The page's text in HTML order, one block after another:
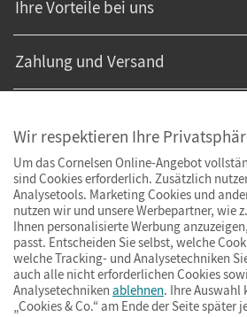
Ihre Vorteile bei uns
Zahlung und Versand
Wir respektieren Ihre
Um das Cornelsen Online-Angebot
sind Cookies erforderlich. Zusätzlich
Analysetools. Marketing Cookies und
nutzen wir und unsere Werbepartner, wie
Ihnen personalisierte Werbung
passt. Entscheiden Sie selbst, welche
welche Tracking- und Analysetechniken
auch alle nicht erforderlichen Cookies
Analysetechniken ablehnen. Ihre Auswahl
„Cookies & Co.“ am Ende der Seite später